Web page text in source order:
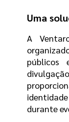
Uma
A
públicos
durante